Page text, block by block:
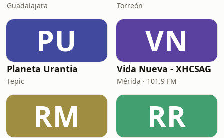
Guadalajara Torreón
PU
Planeta Urantia
Tepic
VN
Vida Nueva - XHCSAG
Mérida · 101.9 FM
RM RR